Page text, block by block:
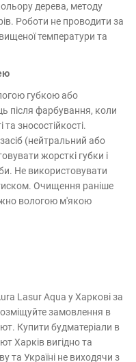
дерева, методу
Роботи не проводити за
температури та
губкою або
після фарбування, коли
зносостійкості.
(нейтральний або
жорсткі губки і
Не використовувати
Очищення раніше
вологою м'якою
Lasur Aqua у Харкові за
замовлення в
Купити будматеріали в
Харків вигідно та
та Україні не виходячи з